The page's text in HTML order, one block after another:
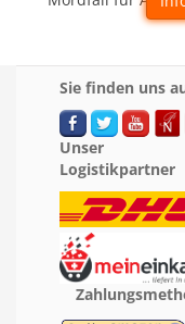
Sie finden uns
Unser
Logistikpartner